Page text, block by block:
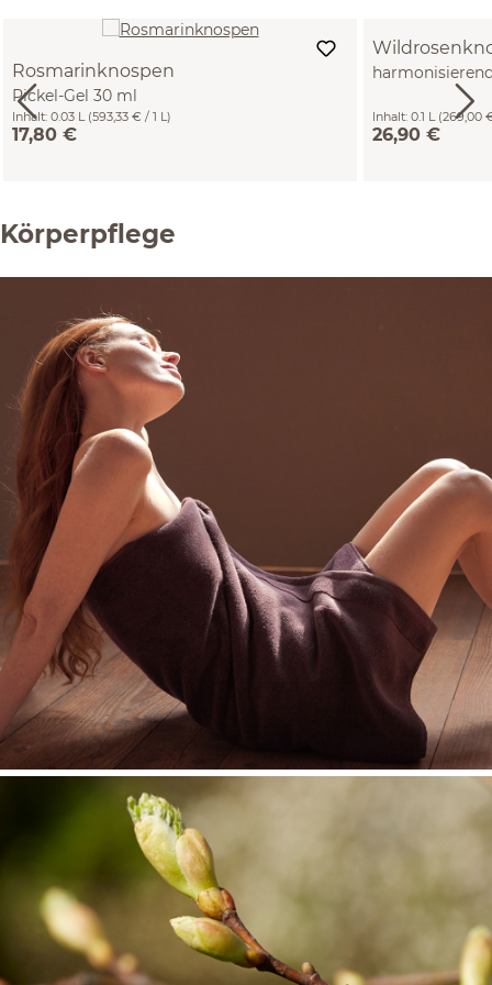
Rosmarinknospen
Pickel-Gel 30 ml
Inhalt: 0.03 L (593,33 € / 1 L)
17,80 €
Inhalt: 0.1 L (269,00
26,90 €
Körperpflege